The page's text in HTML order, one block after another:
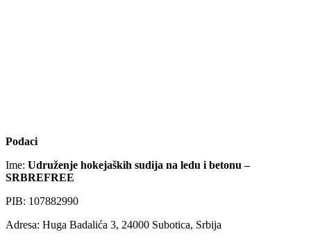
Podaci
Ime: Udruženje hokejaških sudija na ledu i betonu –
SRBREFREE
PIB: 107882990
Adresa: Huga Badalića 3, 24000 Subotica, Srbija